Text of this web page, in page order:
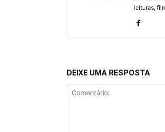
leituras,
DEIXE UMA RESPOSTA